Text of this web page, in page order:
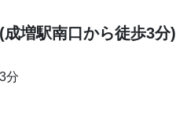
(成増駅南口から徒歩3分)
分